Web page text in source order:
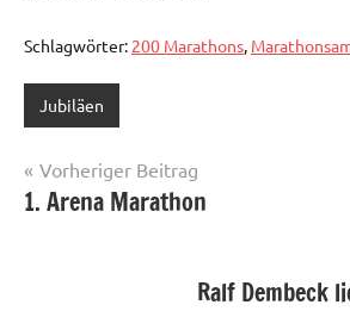
Schlagwörter: 200 Marathons,
Jubiläen
Beitragsnavigation
Vorheriger Beitrag
1. Arena Marathon
Ralf Dembeck